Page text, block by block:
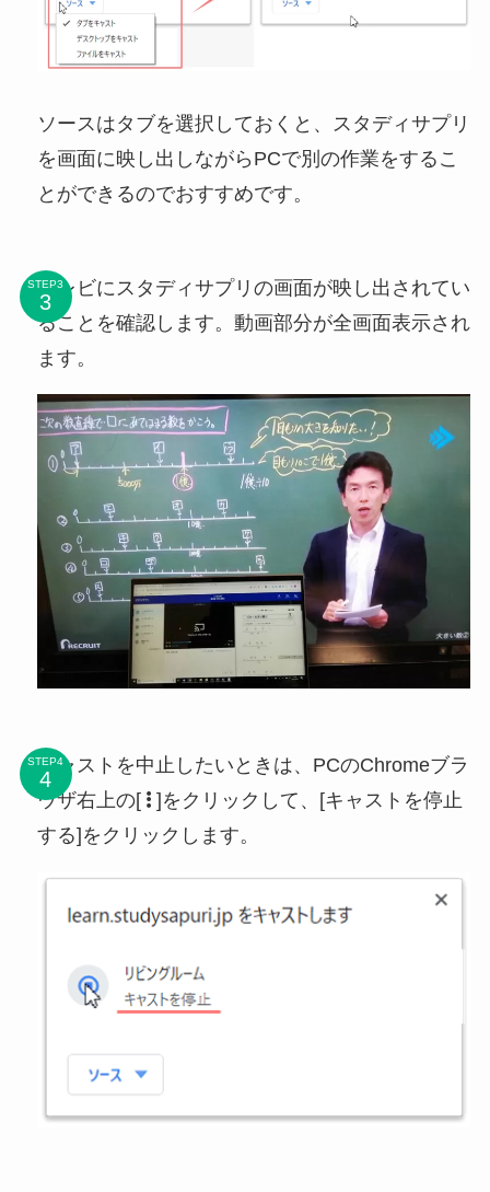
ソースはタブを選択しておくと、スタディサプリ
を画面に映し出しながらPCで別の作業をするこ
とができるのでおすすめです。
STEP3
テレビにスタディサプリの画面が映し出されてい
ることを確認します。動画部分が全画面表示され
ます。
STEP4
キャストを中止したいときは、PCのChromeブラ
ウザ右上の[ ]をクリックして、[キャストを停止
する]をクリックします。